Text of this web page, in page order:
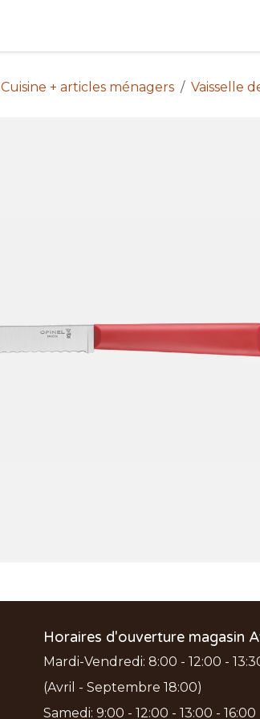
Cuisine + articles ménagers Vaisselle
Horaires d'ouverture magasin
Mardi-Vendredi: 8:00 - 12:00 -
(Avril - Septembre 18:00)
Samedi: 9:00 - 12:00 - 13:00 - 16:00